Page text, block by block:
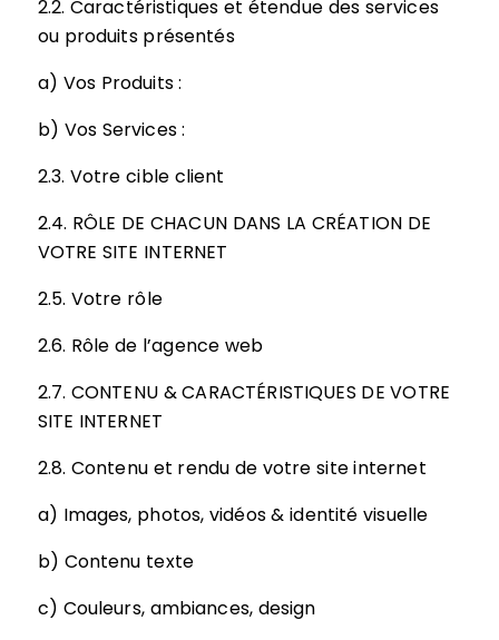
2.2. Caractéristiques et étendue des services
ou produits présentés
a) Vos Produits :
b) Vos Services :
2.3. Votre cible client
2.4. RÔLE DE CHACUN DANS LA CRÉATION DE
VOTRE SITE INTERNET
2.5. Votre rôle
2.6. Rôle de l’agence web
2.7. CONTENU & CARACTÉRISTIQUES DE VOTRE
SITE INTERNET
2.8. Contenu et rendu de votre site internet
a) Images, photos, vidéos & identité visuelle
b) Contenu texte
c) Couleurs, ambiances, design